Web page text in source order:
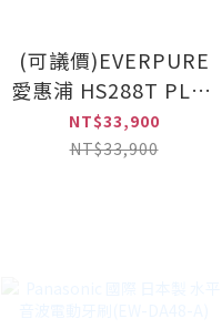
(可議價)EVERPURE
愛惠浦 HS288T PLUS
櫥下型雙溫加熱器(搭
4H2單道式淨水設備)
NT$33,900
NT$33,900